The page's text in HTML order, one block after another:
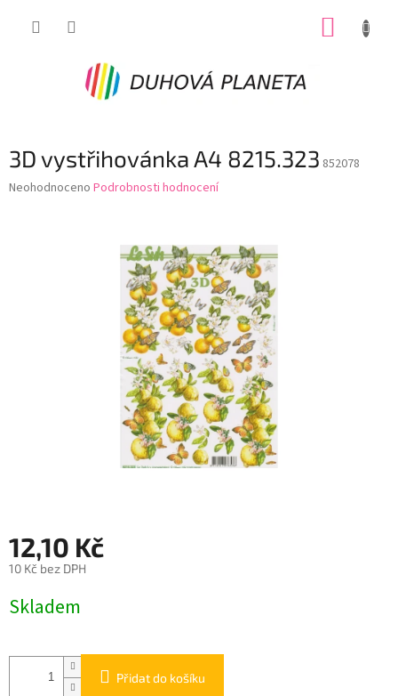
3D vystřihovánka A4 8215.323 852078
Průměrné
Neohodnoceno Podrobnosti hodnocení
12,10 Kč
10 Kč bez DPH
cena:
Skladem
Přidat do košíku